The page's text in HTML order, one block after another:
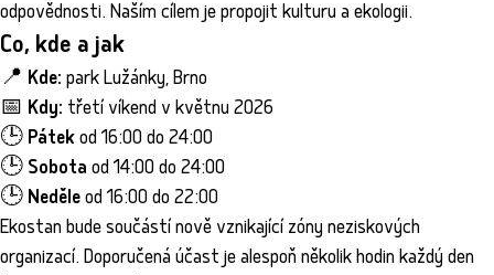
odpovědnosti. Naším cílem je propojit kulturu a ekologii.
Co, kde a jak
📍 Kde: park Lužánky, Brno
📅 Kdy: třetí víkend v květnu 2026
🕒 Pátekod 16:00 do 24:00
🕒 Sobota od 14:00 do 24:00
🕒 Neděleod 16:00 do 22:00
Ekostan bude součástí nově vznikající zóny neziskových
organizací. Doporučená účast je alespoň několik hodin každý den